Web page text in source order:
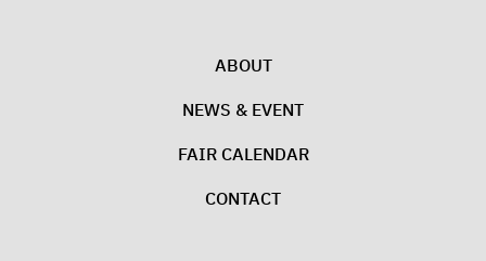
ABOUT
NEWS & EVENT
FAIR CALENDAR
CONTACT